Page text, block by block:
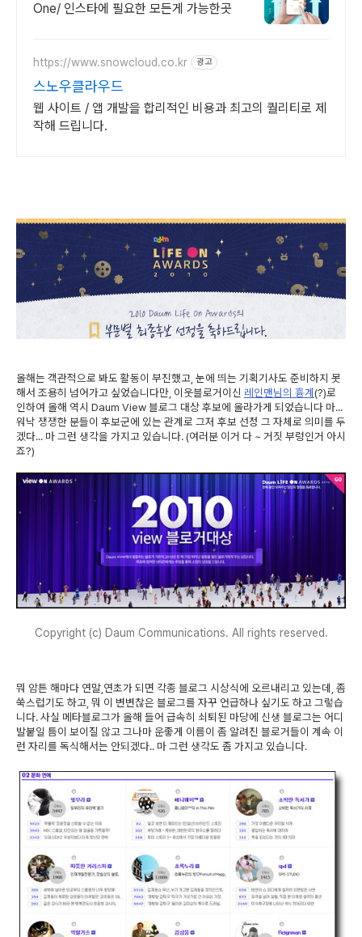
One/ 인스타에 필요한 모든게 가능한곳
https://www.snowcloud.co.kr 광고
스노우클라우드
웹 사이트 / 앱 개발을 합리적인 비용과 최고의 퀄리티로 제
작해 드립니다.
올해는 객관적으로 봐도 활동이 부진했고, 눈에 띄는 기획기사도 준비하지 못
해서 조용히 넘어가고 싶었습니다만, 이웃블로거이신 레인맨님의 흉계(?)로
인하여 올해 역시 Daum View 블로그 대상 후보에 올라가게 되었습니다 마...
워낙 쟁쟁한 분들이 후보군에 있는 관계로 그저 후보 선정 그 자체로 의미를 두
겠다... 마 그런 생각을 가지고 있습니다. (여러분 이거 다 ~ 거짓 부렁인거 아시
죠?)
Copyright (c) Daum Communications. All rights reserved.
뭐 암튼 해마다 연말,연초가 되면 각종 블로그 시상식에 오르내리고 있는데, 좀
쑥스럽기도 하고, 뭐 이 변변찮은 블로그를 자꾸 언급하나 싶기도 하고 그렇습
니다. 사실 메타블로그가 올해 들어 급속히 쇠퇴된 마당에 신생 블로그는 어디
발붙일 틈이 보이질 않고 그나마 운좋게 이름이 좀 알려진 블로거들이 계속 이
런 자리를 독식해서는 안되겠다.. 마 그런 생각도 좀 가지고 있습니다.